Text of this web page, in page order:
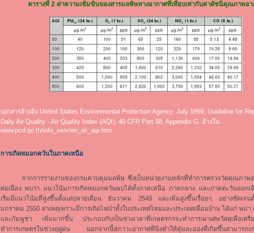
ตารางที่ 2 ค่าความเข้มข้นของสารมลพิษทางอากาศที่เทียบเท่ากับค่าดัชนีคุณภาพอา
เอกสารอ้างอิง United States Environmental Protection Agency, July 1999, Guideline for
Daily Air Quality - Air Quality Index (AQI), 40 CFR Part 58, Appendix G. อ้างใน
www.pcd.go.th/info_serv/en_air_aqi.htm
การเกิดหมอกควันในภาคเหนือ
จากการรายงานของกรมควบคุมมลพิษ ซึ่งเป็นหน่วยงานหลักที่ทำการตรวจวัดคุณภาพอ
ต่อเนื่อง พบว่า แนวโน้มการเกิดหมอกควันพบได้ทั้งภาคเหนือ ภาคกลาง และภาคตะวันออกเ
เริ่มมีแนวโน้มที่สูงขึ้นตั้งแต่ปลายเดือน ธันวาคม 2549 และเพิ่มสูงขึ้นเรื่อยๆ อย่างชัดเจ
มกราคม 2550 สาเหตุเพราะมีการเกิดไฟป่าทั้งในประเทศไทยและประเทศเพื่อนบ้าน ได้แก่ พม่า
และกัมพูชา เพิ่มมากขึ้น ประกอบกับเป็นช่วงเวลาที่เกษตรกรจะทำการเผาเศษวัสดุเพื่อเต
ทำการเกษตรในช่วงฤดูฝน นอกจากนี้สภาวะอากาศที่นิ่งทำให้ฝุ่นละอองที่เกิดขึ้นสามารถแ